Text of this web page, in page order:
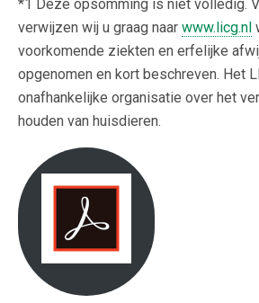
*1 Deze opsomming is niet volledig.
verwijzen wij u graag naar www.licg.nl
voorkomende ziekten en erfelijke
opgenomen en kort beschreven. Het
onafhankelijke organisatie over het
houden van huisdieren.